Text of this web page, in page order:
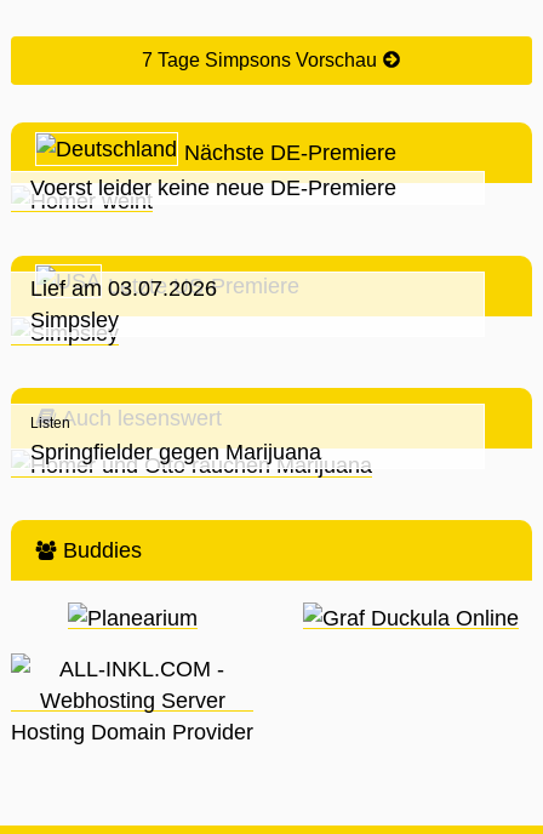
7 Tage Simpsons Vorschau
Nächste DE-Premiere
Voerst leider keine neue DE-Premiere
Letzte US-Premiere
Lief am 03.07.2026
Simpsley
Auch lesenswert
Listen
Springfielder gegen Marijuana
Buddies